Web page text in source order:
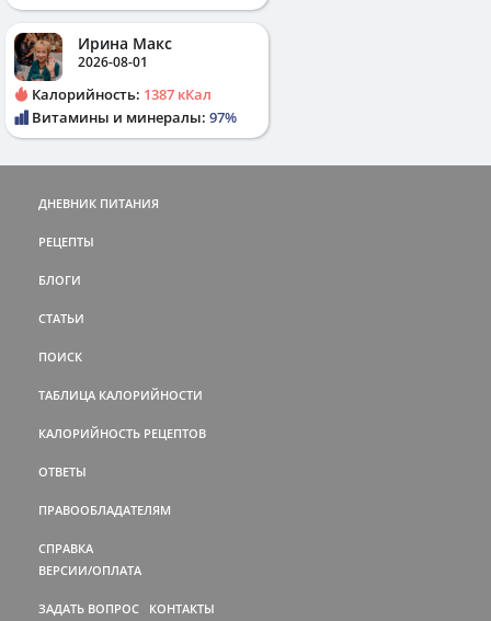
Ирина Макс
2026-08-01
Калорийность: 1387 кКал
Витамины и минералы: 97%
ДНЕВНИК ПИТАНИЯ
РЕЦЕПТЫ
БЛОГИ
СТАТЬИ
ПОИСК
ТАБЛИЦА КАЛОРИЙНОСТИ
КАЛОРИЙНОСТЬ РЕЦЕПТОВ
ОТВЕТЫ
ПРАВООБЛАДАТЕЛЯМ
СПРАВКА
ВЕРСИИ/ОПЛАТА
ЗАДАТЬ ВОПРОС КОНТАКТЫ